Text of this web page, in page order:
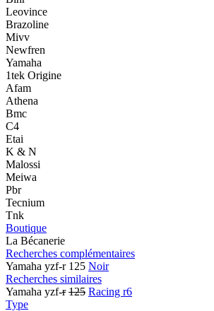
Leovince
Brazoline
Mivv
Newfren
Yamaha
1tek Origine
Afam
Athena
Bmc
C4
Etai
K & N
Malossi
Meiwa
Pbr
Tecnium
Tnk
Boutique
La Bécanerie
Recherches complémentaires
Yamaha yzf-r 125 Noir
Recherches similaires
Yamaha yzf-r 125 Racing r6
Type